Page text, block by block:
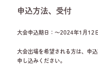
申込方法、受付
大会申込期日：～2024年1月12
大会出場を希望される方は、申
申し込みください。